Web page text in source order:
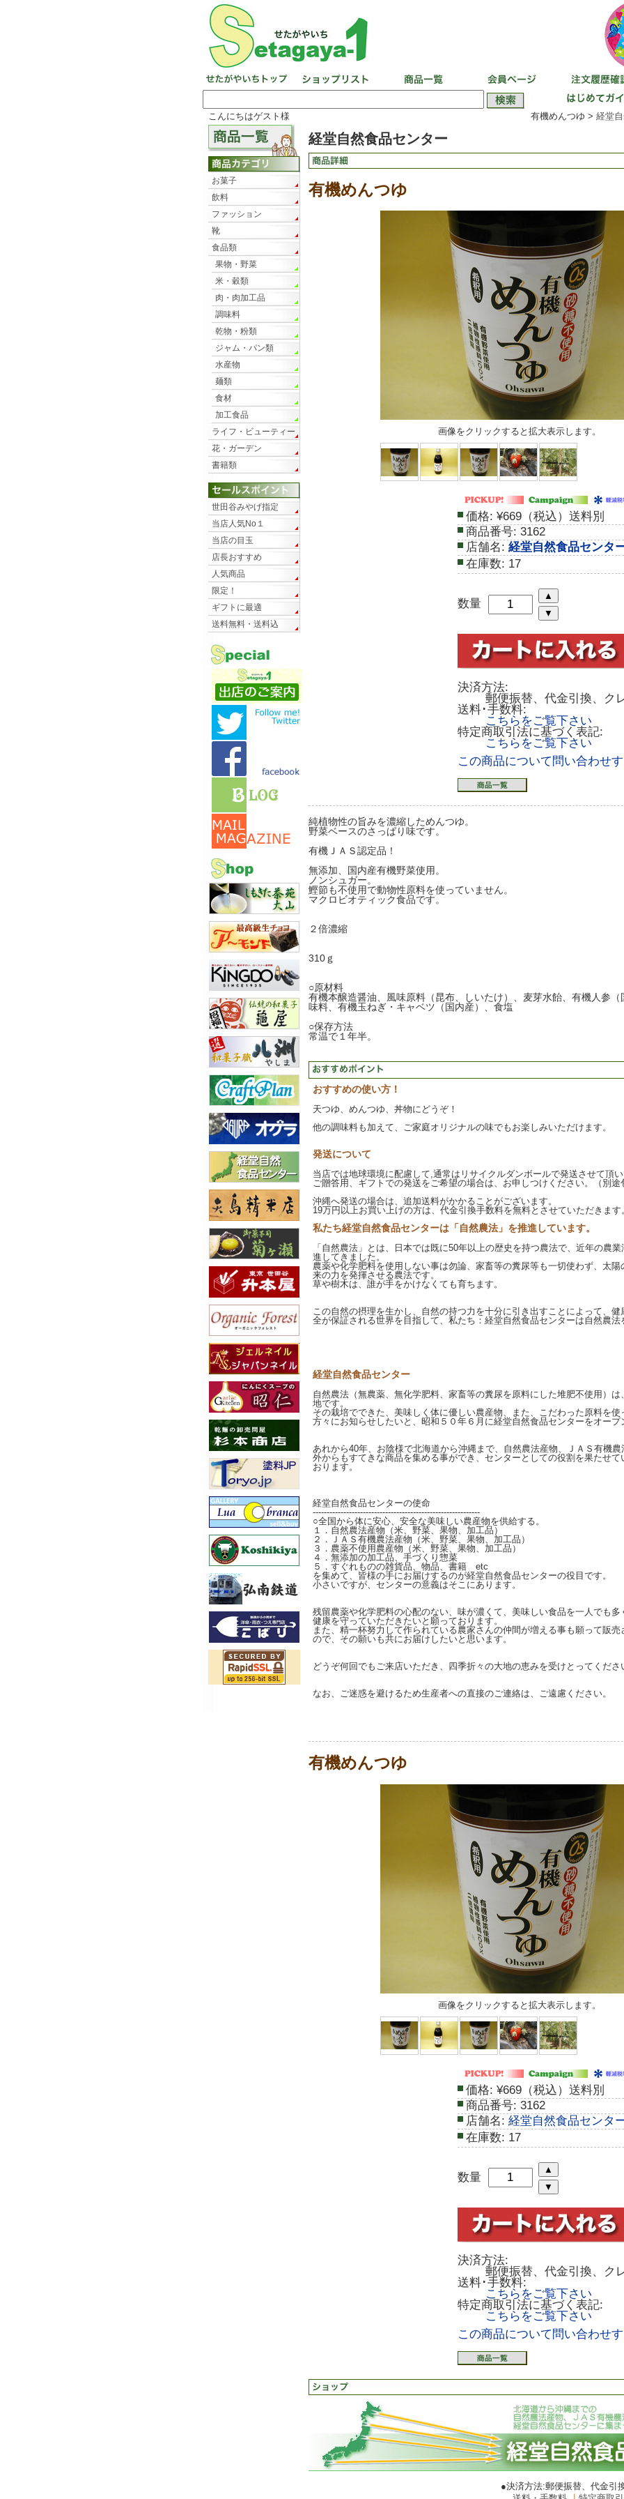
こんにちはゲスト様 有機めんつゆ > 経堂
経堂自然食品センター
有機めんつゆ
画像をクリックすると拡大表示します。
価格: ¥669（税込）送料別
商品番号: 3162
店舗名: 経堂自然食品センタ
在庫数: 17
数量
決済方法:
郵便振替、代金引換、ク
送料･手数料:
こちらをご覧下さい
特定商取引法に基づく表記:
こちらをご覧下さい
この商品について問い合わせ
純植物性の旨みを濃縮しためんつゆ。
野菜ベースのさっぱり味です。
有機ＪＡＳ認定品！
無添加、国内産有機野菜使用。
ノンシュガー。
鰹節も不使用で動物性原料を使っていません。
マクロビオティック食品です。
２倍濃縮
310ｇ
○原材料
有機本醸造醤油、風味原料（昆布、しいたけ）、麦芽水飴、有機人参
味料、有機玉ねぎ・キャベツ（国内産）、食塩
○保存方法
常温で１年半。
おすすめの使い方！
天つゆ、めんつゆ、丼物にどうぞ！
他の調味料も加えて、ご家庭オリジナルの味でもお楽しみいただけます。
発送について
当店では地球環境に配慮して,通常はリサイクルダンボールで発送させて頂
ご贈答用、ギフトでの発送をご希望の場合は、お申しつけください。（別
沖縄へ発送の場合は、追加送料がかかることがございます。
19万円以上お買い上げの方は、代金引換手数料を無料とさせていただきます
私たち経堂自然食品センターは「自然農法」を推進しています。
「自然農法」とは、日本では既に50年以上の歴史を持つ農法で、近年の農
進してきました。
農薬や化学肥料を使用しない事は勿論、家畜等の糞尿等も一切使わず、太
来の力を発揮させる農法です。
草や樹木は、誰が手をかけなくても育ちます。
この自然の摂理を生かし、自然の持つ力を十分に引き出すことによって、
全が保証される世界を目指して、私たち：経堂自然食品センターは自然農法
経堂自然食品センター
自然農法（無農薬、無化学肥料、家畜等の糞尿を原料にした堆肥不使用）
地です。
その栽培でできた、美味しく体に優しい農産物、また、こだわった原料を
方々にお知らせしたいと、昭和５０年６月に経堂自然食品センターをオープ
あれから40年、お陰様で北海道から沖縄まで、自然農法産物、ＪＡＳ有機
外からもすてきな商品を集める事ができ、センターとしての役割を果たせ
おります。
経堂自然食品センターの使命
------------------------------------------------------------
○全国から体に安心、安全な美味しい農産物を供給する。
１．自然農法産物（米、野菜、果物、加工品）
２．ＪＡＳ有機農法産物（米、野菜、果物、加工品）
３．農薬不使用農産物（米、野菜、果物、加工品）
４．無添加の加工品、手づくり惣菜
５．すぐれものの雑貨品、物品、書籍 etc
を集めて、皆様の手にお届けするのが経堂自然食品センターの役目です。
小さいですが、センターの意義はそこにあります。
残留農薬や化学肥料の心配のない、味が濃くて、美味しい食品を一人でも
健康を守っていただきたいと願っております。
また、精一杯努力して作られている農家さんの仲間が増える事も願って販
ので、その願いも共にお届けしたいと思います。
どうぞ何回でもご来店いただき、四季折々の大地の恵みを受けとってくださ
なお、ご迷惑を避けるため生産者への直接のご連絡は、ご遠慮ください。
有機めんつゆ
画像をクリックすると拡大表示します。
価格: ¥669（税込）送料別
商品番号: 3162
店舗名: 経堂自然食品センタ
在庫数: 17
数量
決済方法:
郵便振替、代金引換、ク
送料･手数料:
こちらをご覧下さい
特定商取引法に基づく表記:
こちらをご覧下さい
この商品について問い合わせ
●決済方法:郵便振替、代金引
お菓子
飲料
ファッション
靴
食品類
果物・野菜
米・穀類
肉・肉加工品
調味料
乾物・粉類
ジャム・パン類
水産物
麺類
食材
加工食品
ライフ・ビューティー
花・ガーデン
書籍類
世田谷みやげ指定
当店人気No１
当店の目玉
店長おすすめ
人気商品
限定！
ギフトに最適
送料無料・送料込